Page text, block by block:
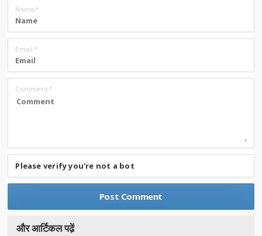
Name *
Email *
Comment*
Please verify you're not a bot
और आर्टिकल पढे़ं